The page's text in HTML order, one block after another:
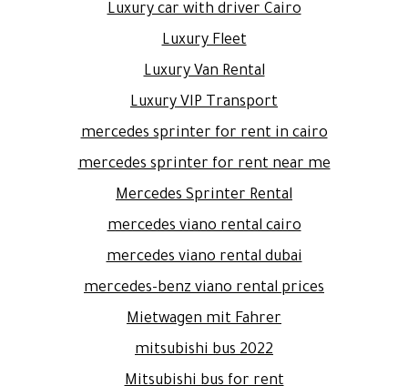
Luxury car with driver Cairo
Luxury Fleet
Luxury Van Rental
Luxury VIP Transport
mercedes sprinter for rent in cairo
mercedes sprinter for rent near me
Mercedes Sprinter Rental
mercedes viano rental cairo
mercedes viano rental dubai
mercedes-benz viano rental prices
Mietwagen mit Fahrer
mitsubishi bus 2022
Mitsubishi bus for rent